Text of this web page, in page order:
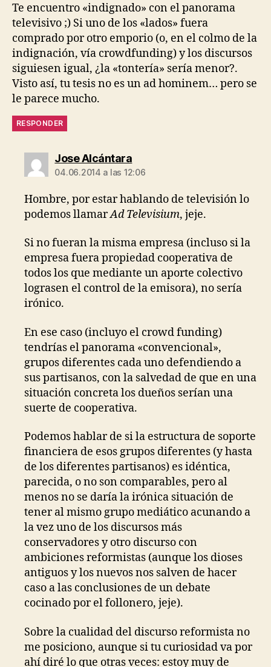
Te encuentro «indignado» con el panorama
televisivo ;) Si uno de los «lados» fuera
comprado por otro emporio (o, en el colmo de la
indignación, vía crowdfunding) y los discursos
siguiesen igual, ¿la «tontería» sería menor?.
Visto así, tu tesis no es un ad hominem… pero se
le parece mucho.
RESPONDER
Jose Alcántaradice:
04.06.2014 a las 12:06
Hombre, por estar hablando de televisión lo
podemos llamarAd Televisium, jeje.
Si no fueran la misma empresa (incluso si la
empresa fuera propiedad cooperativa de
todos los que mediante un aporte colectivo
lograsen el control de la emisora), no sería
irónico.
En ese caso (incluyo el crowd funding)
tendrías el panorama «convencional»,
grupos diferentes cada uno defendiendo a
sus partisanos, con la salvedad de que en una
situación concreta los dueños serían una
suerte de cooperativa.
Podemos hablar de si la estructura de soporte
financiera de esos grupos diferentes (y hasta
de los diferentes partisanos) es idéntica,
parecida, o no son comparables, pero al
menos no se daría la irónica situación de
tener al mismo grupo mediático acunando a
la vez uno de los discursos más
conservadores y otro discurso con
ambiciones reformistas (aunque los dioses
antiguos y los nuevos nos salven de hacer
caso a las conclusiones de un debate
cocinado por el follonero, jeje).
Sobre la cualidad del discurso reformista no
me posiciono, aunque si tu curiosidad va por
ahí diré lo que otras veces: estoy muy de